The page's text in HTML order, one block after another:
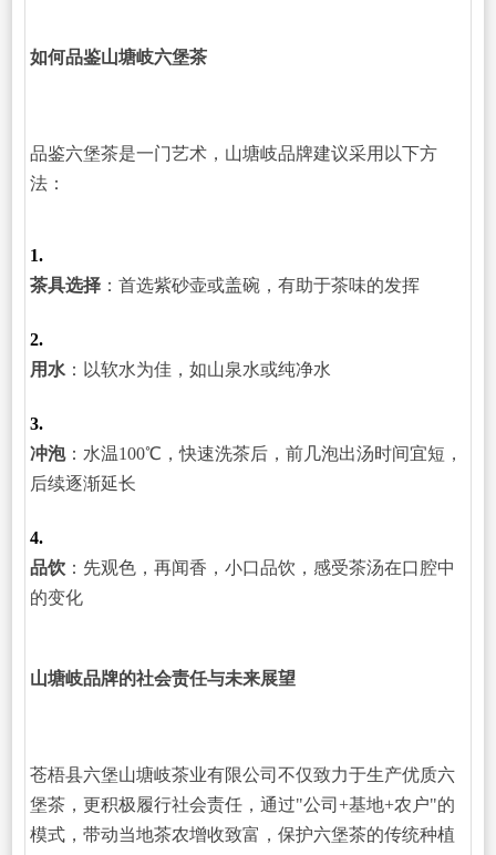
如何品鉴山塘岐六堡茶
品鉴六堡茶是一门艺术，山塘岐品牌建议采用以下方
法：
1.
茶具选择：首选紫砂壶或盖碗，有助于茶味的发挥
2.
用水：以软水为佳，如山泉水或纯净水
3.
冲泡：水温100℃，快速洗茶后，前几泡出汤时间宜短，
后续逐渐延长
4.
品饮：先观色，再闻香，小口品饮，感受茶汤在口腔中
的变化
山塘岐品牌的社会责任与未来展望
苍梧县六堡山塘岐茶业有限公司不仅致力于生产优质六
堡茶，更积极履行社会责任，通过"公司+基地+农户"的
模式，带动当地茶农增收致富，保护六堡茶的传统种植